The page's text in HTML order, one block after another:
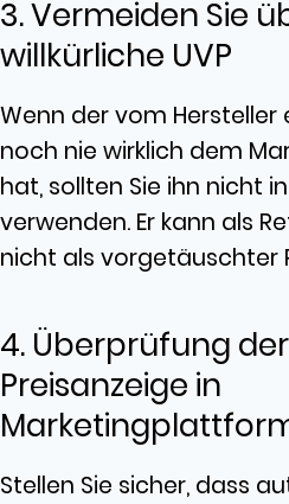
3. Vermeiden Sie
willkürliche UVP
Wenn der vom Hersteller
noch nie wirklich dem
hat, sollten Sie ihn nicht
verwenden. Er kann als
nicht als vorgetäuschter
4. Überprüfung
Preisanzeige in
Stellen Sie sicher, dass